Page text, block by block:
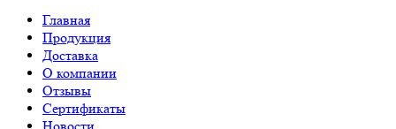
Главная
Продукция
Доставка
О компании
Отзывы
Сертификаты